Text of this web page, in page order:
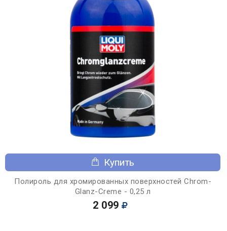
Купить
Полироль для хромированных поверхностей Chrom-
Glanz-Creme - 0,25 л
2 099